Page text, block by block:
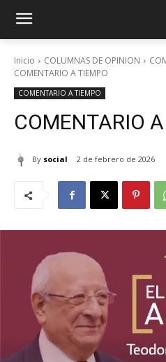
Inicio COLUMNAS DE OPINION
COMENTARIO A TIEMPO
COMENTARIO A TIEMPO
COMENTARIO
By social 2 de febrero de 2026